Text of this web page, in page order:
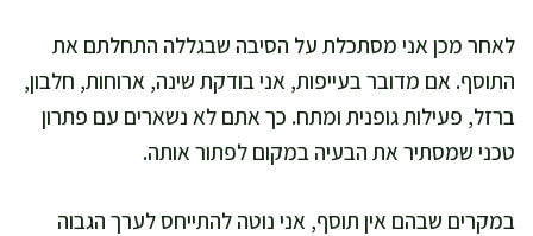
לאחר מכן אני מסתכלת על הסיבה שבגללה התחלתם את
התוסף. אם מדובר בעייפות, אני בודקת שינה, ארוחות, חלבון,
ברזל, פעילות גופנית ומתח. כך אתם לא נשארים עם פתרון
טכני שמסתיר את הבעיה במקום לפתור אותה.
במקרים שבהם אין תוסף, אני נוטה להתייחס לערך הגבוה